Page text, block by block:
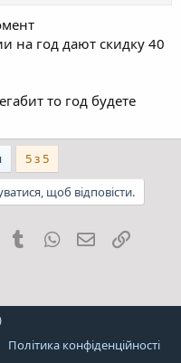
на год дают скидку 40
то год будете
5 з 5
щоб відповісти.
PinterestTumblrWhatsApp
E-mail
Політика конфіденційності